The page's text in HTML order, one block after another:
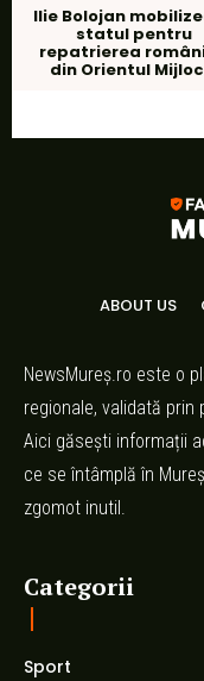
Ilie Bolojan
statul pentru
repatrierea
din Orientul
ABOUT US
NewsMureș.ro este o
regionale, validată
Aici găsești informații
ce se întâmplă în
zgomot inutil.
Categorii
Sport